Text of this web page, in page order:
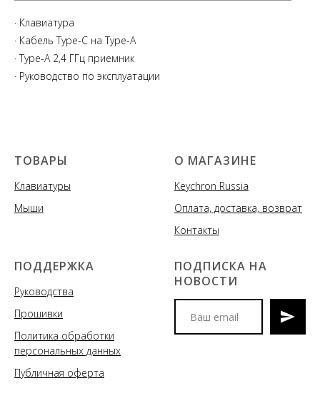
· Клавиатура
· Кабель Type-C на Type-A
· Type-A 2,4 ГГц приемник
· Руководство по эксплуатации
ТОВАРЫ
Клавиатуры
Мыши
О МАГАЗИНЕ
Keychron Russia
Оплата, доставка, возврат
Контакты
ПОДДЕРЖКА
Руководства
Прошивки
Политика обработки
персональных данных
Публичная оферта
ПОДПИСКА НА
НОВОСТИ